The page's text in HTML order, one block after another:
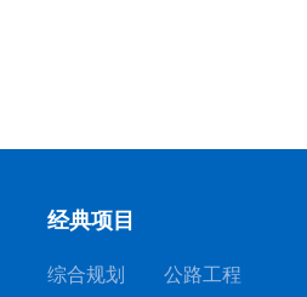
经典项目
综合规划
公路工程